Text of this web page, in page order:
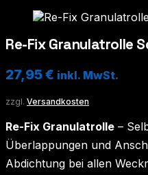
Re-Fix Granulatrolle
27,95€ inkl. MwSt.
zzgl. Versandkosten
Re-Fix Granulatrolle –
Überlappungen und
Abdichtung bei allen